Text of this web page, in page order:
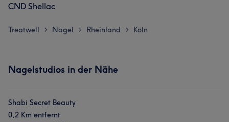
CND Shellac
Treatwell > Nägel > Rheinland > Köln
Nagelstudios in der Nähe
Shabi Secret Beauty
0,2 Km entfernt